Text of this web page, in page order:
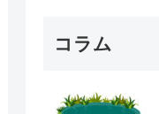
コラム